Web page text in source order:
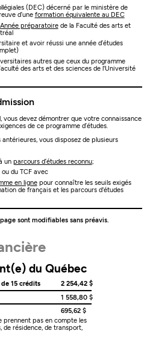
(DEC) décerné par le ministère de
d’une formation équivalente au DEC
Année préparatoirede la Faculté des arts et
et avoir réussi une année d’études
autres que ceux du programme
des arts et des sciences de l'Université
vous devez démontrer que votre connaissance
de ce programme d’études.
vous disposez de plusieurs
un parcours d’études reconnu;
du TCF avec
en lignepour connaître les seuils exigés
de français et les parcours d'études
sont modifiables sans préavis.
du Québec
15 crédits
2 254,42 $
1 558,80 $
695,62 $
prennent pas en compte les
de résidence, de transport,